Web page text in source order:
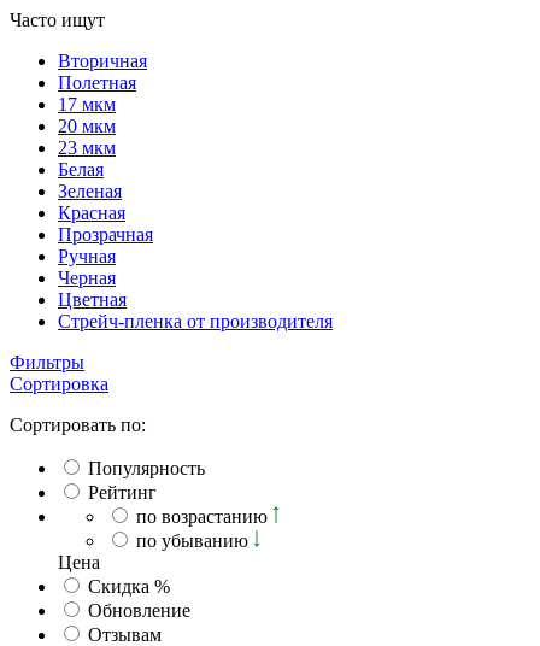
Часто ищут
Вторичная
Полетная
17 мкм
20 мкм
23 мкм
Белая
Зеленая
Красная
Прозрачная
Ручная
Черная
Цветная
Стрейч-пленка от производителя
Фильтры
Сортировка
Сортировать по:
Популярность
Рейтинг
по возрастанию
по убыванию
Ценa
Скидка %
Обновление
Отзывам